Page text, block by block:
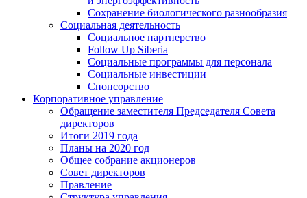
Сохранение биологического разнообразия
Социальная деятельность
Социальное партнерство
Follow Up Siberia
Социальные программы для персонала
Социальные инвестиции
Спонсорство
Корпоративное управление
Обращение заместителя Председателя Совета
директоров
Итоги 2019 года
Планы на 2020 год
Общее собрание акционеров
Совет директоров
Правление